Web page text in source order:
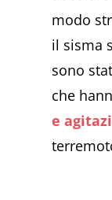
modo
il sisma
sono
che
e